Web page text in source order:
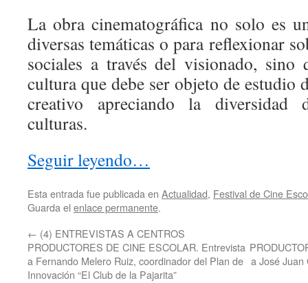
La obra cinematográfica no solo es
diversas temáticas o para reflexionar
sociales a través del visionado, sino
cultura que debe ser objeto de estudio
creativo apreciando la diversidad
culturas.
Seguir leyendo…
Esta entrada fue publicada en Actualidad, Festival de Cine
Guarda el enlace permanente.
← (4) ENTREVISTAS A CENTROS
PRODUCTORES DE CINE ESCOLAR. Entrevista
a Fernando Melero Ruiz, coordinador del Plan de
Innovación “El Club de la Pajarita”
a José Juan